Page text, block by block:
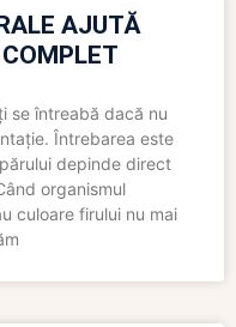
AJUTĂ
se întreabă dacă nu
Întrebarea este
depinde direct
organismul
culoare firului nu mai